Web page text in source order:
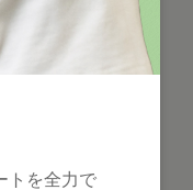
トを全力で